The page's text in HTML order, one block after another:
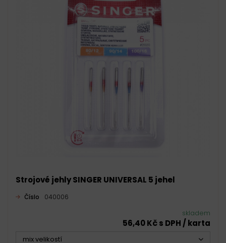
Strojové jehly SINGER UNIVERSAL 5 jehel
Číslo 040006
skladem
56,40 Kč s DPH / karta
mix velikostí